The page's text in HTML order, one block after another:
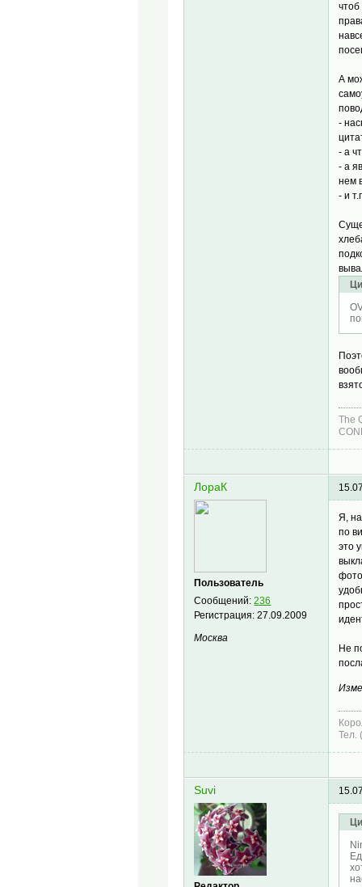
А
-
- а
- а
нем
- и
The
ЛораК
Пользователь
Сообщений:236
Регистрация:27.09.2009
Москва
Я,
по
это
Не
Тел.
Suvi